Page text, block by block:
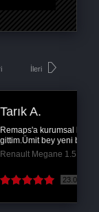
varken
ve...
@130 Hp
( Devamını oku )
İleri